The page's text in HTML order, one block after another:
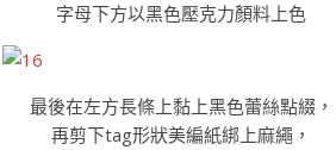
字母下方以黑色壓克力顏料上色
最後在左方長條上黏上黑色蕾絲點綴，
再剪下tag形狀美編紙綁上麻繩，